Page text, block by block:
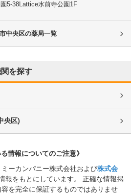
5-38Lattice水前寺公園1F
中央区の薬局一覧
を探す
央区)
る情報についてのご注意》
ーカンパニー株式会社および株式会
報をもとにしています。 正確な情報掲
を完全に保証するものではありませ